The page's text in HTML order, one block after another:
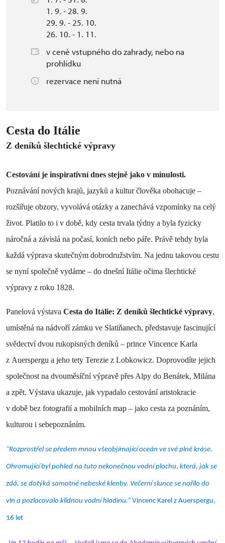
1. 9. - 28. 9.
29. 9. - 25. 10.
26. 10. - 1. 11.
v ceně vstupného do zahrady, nebo na
prohlídku
rezervace není nutná
Cesta do Itálie
Z deníků šlechtické výpravy
Cestování je inspirativní dnes stejně jako v minulosti.
Poznávání nových krajů, jazyků a kultur člověka obohacuje –
rozšiřuje obzory, vyvolává otázky a zanechává vzpomínky na celý
život. Platilo to i v době, kdy cesta trvala týdny a byla fyzicky
náročná a závislá na počasí, koních nebo páře. Právě tehdy byla
každá výprava skutečným dobrodružstvím. Na jednu takovou cestu
se nyní společně vydáme – do dnešní Itálie očima šlechtické
výpravy z roku 1828.
Panelová výstava Cesta do Itálie: Z deníků šlechtické výpravy,
umístěná na nádvoří zámku ve Slatiňanech, představuje fascinující
svědectví dvou rukopisných deníků – prince Vincence Karla
z Auerspergu a jeho tety Terezie z Lobkowicz. Doprovodíte jejich
společnost na dvouměsíční výpravě přes Alpy do Benátek, Milána
a zpět. Výstava ukazuje, jak vypadalo cestování aristokracie
v době bez fotografií a mobilních map – jako cesta za poznáním,
kulturou i sebepoznáním.
"Rozprostřel se předem mnou všeobjímající oceán ve své plné kráse.
Ohromující byl pohled na tuto nekonečnou vodní plochu, která, jak se
zdá, se dotýká samotné nebeské klenby. Večerní slunce se nořilo do
vln a pozlacovalo klidnou vodní hladinu.“ Vincenc Karel z Auerspergu,
16 let